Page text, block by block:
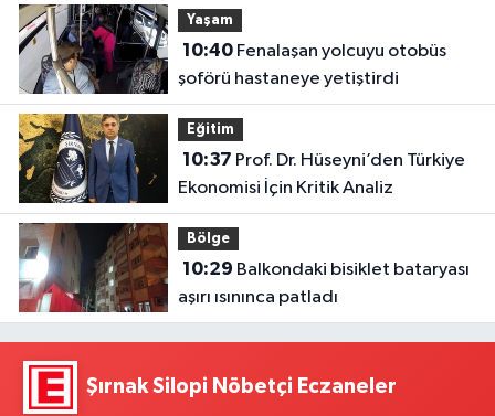
Yaşam
10:40Fenalaşan yolcuyu otobüs
şoförü hastaneye yetiştirdi
Eğitim
10:37
Ekonomisi İçin Kritik Analiz
Bölge
10:29
aşırı ısınınca patladı
Şırnak Silopi Nöbetçi Eczaneler